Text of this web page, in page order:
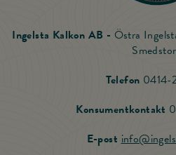
Ingelsta Kalkon AB - Östra
Telefon
Konsumentkontakt
E-post